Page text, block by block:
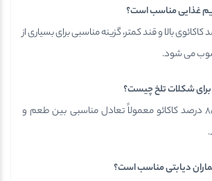
غذایی مناسب است؟
بالا و قند کمتر، گزینه مناسبی برای بسیاری از
می شود.
شکلات تلخ چیست؟
شکلات های 70 تا 85 درصد کاکائو معمولاً تعادل مناسبی بین طعم و
دیابتی مناسب است؟